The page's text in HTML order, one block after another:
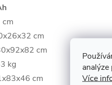
Více
cm
cm
cm
kg
cm